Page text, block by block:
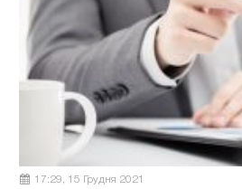
17:29, 15 Грудня 2021